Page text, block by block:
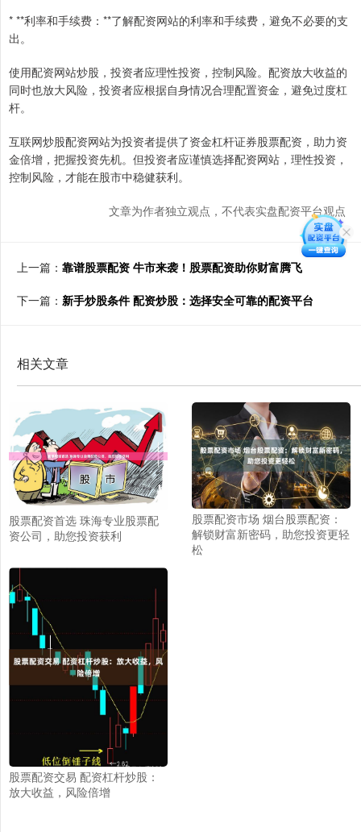
* **利率和手续费：**了解配资网站的利率和手续费，避免不必要的支
出。
使用配资网站炒股，投资者应理性投资，控制风险。配资放大收益的
同时也放大风险，投资者应根据自身情况合理配置资金，避免过度杠
杆。
互联网炒股配资网站为投资者提供了资金杠杆证券股票配资，助力资
金倍增，把握投资先机。但投资者应谨慎选择配资网站，理性投资，
控制风险，才能在股市中稳健获利。
文章为作者独立观点，不代表实盘配资平台观点
上一篇： 靠谱股票配资 牛市来袭！股票配资助你财富腾飞
下一篇： 新手炒股条件 配资炒股：选择安全可靠的配资平台
相关文章
股票配资首选 珠海专业股票配
资公司，助您投资获利
股票配资市场 烟台股票配资：
解锁财富新密码，助您投资更轻
松
股票配资交易 配资杠杆炒股：
放大收益，风险倍增